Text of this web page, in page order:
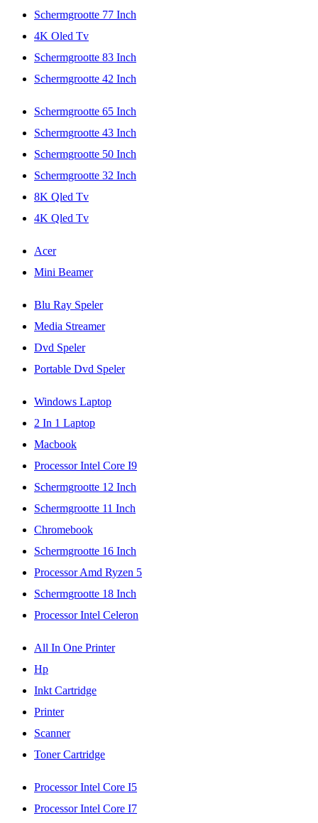
Schermgrootte 77 Inch
4K Oled Tv
Schermgrootte 83 Inch
Schermgrootte 42 Inch
Schermgrootte 65 Inch
Schermgrootte 43 Inch
Schermgrootte 50 Inch
Schermgrootte 32 Inch
8K Qled Tv
4K Qled Tv
Acer
Mini Beamer
Blu Ray Speler
Media Streamer
Dvd Speler
Portable Dvd Speler
Windows Laptop
2 In 1 Laptop
Macbook
Processor Intel Core I9
Schermgrootte 12 Inch
Schermgrootte 11 Inch
Chromebook
Schermgrootte 16 Inch
Processor Amd Ryzen 5
Schermgrootte 18 Inch
Processor Intel Celeron
All In One Printer
Hp
Inkt Cartridge
Printer
Scanner
Toner Cartridge
Processor Intel Core I5
Processor Intel Core I7